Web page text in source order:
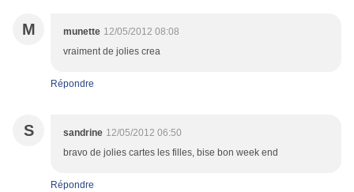
M munette 12/05/2012 08:08
vraiment de jolies crea
Répondre
S sandrine 12/05/2012 06:50
bravo de jolies cartes les filles, bise bon week end
Répondre